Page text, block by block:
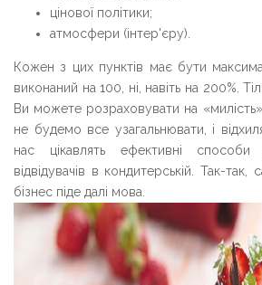
цінової політики;
атмосфери (інтер'єру).
Кожен з цих пунктів має бути
виконаний на 100, ні, навіть на 200%.
Ви можете розраховувати на «милість»
не будемо все узагальнювати, і
нас цікавлять ефективні способи
відвідувачів в кондитерській. Так-
бізнес піде далі мова.